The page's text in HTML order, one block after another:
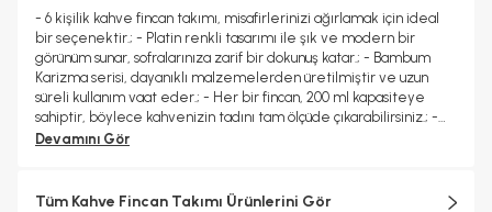
- 6 kişilik kahve fincan takımı, misafirlerinizi ağırlamak için ideal
bir seçenektir.; - Platin renkli tasarımı ile şık ve modern bir
görünüm sunar, sofralarınıza zarif bir dokunuş katar.; - Bambum
Karizma serisi, dayanıklı malzemelerden üretilmiştir ve uzun
süreli kullanım vaat eder.; - Her bir fincan, 200 ml kapasiteye
sahiptir, böylece kahvenizin tadını tam ölçüde çıkarabilirsiniz.; -
Kolay temizlenebilir yapısı sayesinde pratik kullanım sunar ve
Devamını Gör
Tüm Kahve Fincan Takımı Ürünlerini Gör